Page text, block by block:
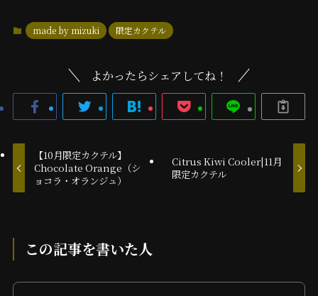
made by mizuki 限定カクテル
よかったらシェアしてね！
【10月限定カクテル】
Chocolate Orange（シ
ョコラ・オランジュ）
Citrus Kiwi Cooler|11月
限定カクテル
この記事を書いた人